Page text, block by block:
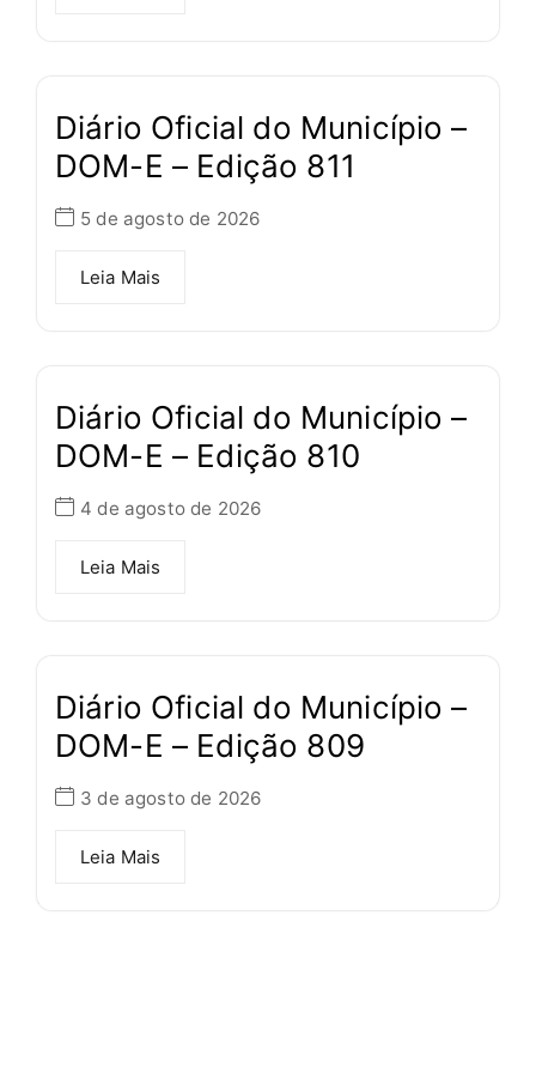
Diário Oficial do Município –
DOM-E – Edição 811
5 de agosto de 2026
Leia Mais
Diário Oficial do Município –
DOM-E – Edição 810
4 de agosto de 2026
Leia Mais
Diário Oficial do Município –
DOM-E – Edição 809
3 de agosto de 2026
Leia Mais